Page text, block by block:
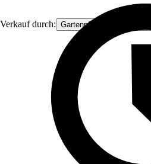
Verkauf durch: Gartenpflanzen Ammerland